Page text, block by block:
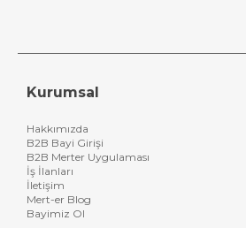
Kurumsal
Hakkımızda
B2B Bayi Girişi
B2B Merter Uygulaması
İş İlanları
İletişim
Mert-er Blog
Bayimiz Ol